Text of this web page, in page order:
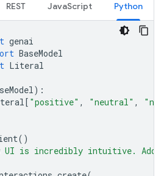
Python
JavaScript
REST
genai
BaseModel
Literal
):
[ "positive" , "neutral" ,
()
UI is incredibly intuitive. Add